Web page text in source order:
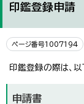
印鑑登録申請
ページ番号1007194
印鑑登録の際は、以
申請書